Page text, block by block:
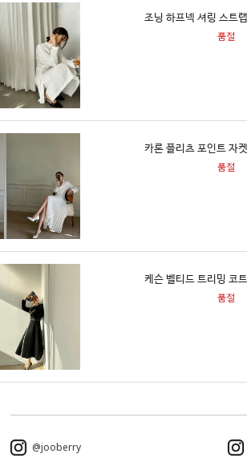
조닝 하프넥 셔링 스트
품절
카론 플리츠 포인트 자
품절
케슨 벨티드 트리밍 코
품절
@jooberry